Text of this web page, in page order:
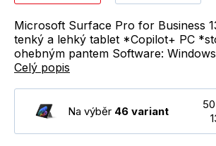
Microsoft Surface Pro for Business
tenký a lehký tablet *Copilot+ PC
ohebným pantem Software:
Celý popis
Na výběr 46 variant